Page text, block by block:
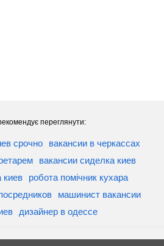
переглянути:
срочно
вакансии в черкассах
вакансии сиделка киев
киев
робота помічник кухара
машинист вакансии
дизайнер в одессе